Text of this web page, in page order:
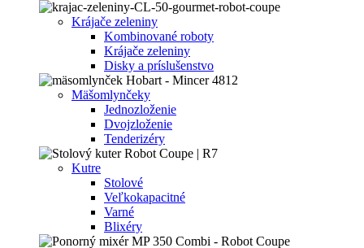
Krájače zeleniny
Kombinované roboty
Krájače zeleniny
Disky a príslušenstvo
Mäšomlynčeky
Jednozloženie
Dvojzloženie
Tenderizéry
Kutre
Stolové
Veľkokapacitné
Varné
Blixéry